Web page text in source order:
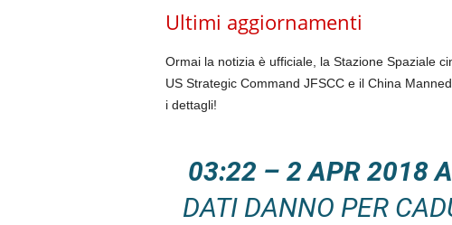
Ultimi aggiornamenti
Ormai la notizia è ufficiale, la Stazione Spaziale
US Strategic Command JFSCC e il China
i dettagli!
03:22 – 2 APR 2018
DATI DANNO PER